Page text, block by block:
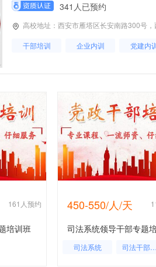
341人已预约
高校地址：西安市雁塔区长安南路300号
干部培训 企业内训 党建内
161人预约
培训班
450-550/人/天
司法系统领导干部专题
司法系统
司法干